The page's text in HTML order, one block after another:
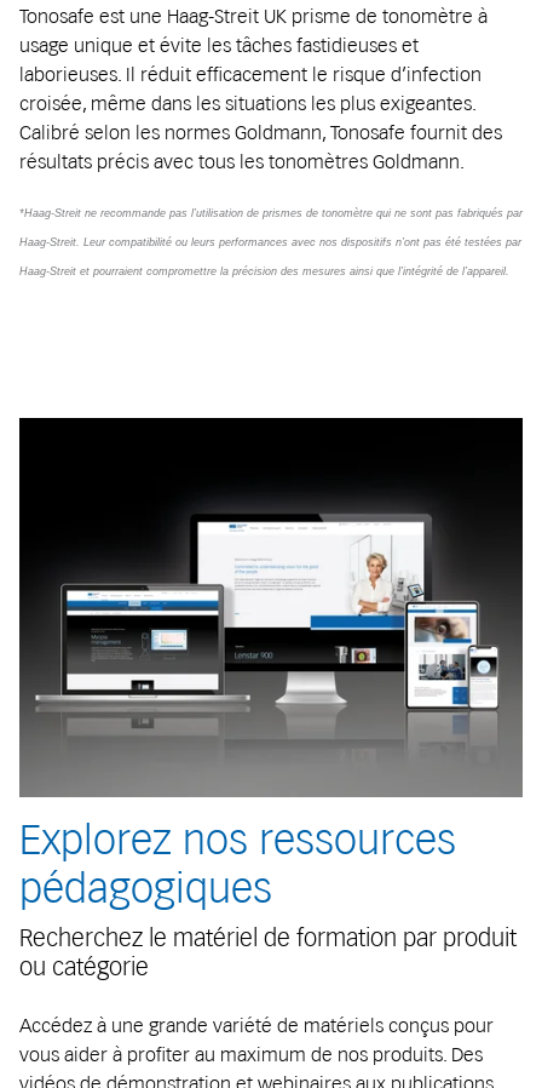
Tonosafe est une Haag-Streit UK prisme de tonomètre à
usage unique et évite les tâches fastidieuses et
laborieuses. Il réduit efficacement le risque d’infection
croisée, même dans les situations les plus exigeantes.
Calibré selon les normes Goldmann, Tonosafe fournit des
résultats précis avec tous les tonomètres Goldmann.
*Haag-Streit ne recommande pas l’utilisation de prismes de tonomètre qui ne sont pas fabriqués par
Haag-Streit. Leur compatibilité ou leurs performances avec nos dispositifs n’ont pas été testées par
Haag-Streit et pourraient compromettre la précision des mesures ainsi que l’intégrité de l’appareil.
Explorez nos ressources
pédagogiques
Recherchez le matériel de formation par produit
ou catégorie
Accédez à une grande variété de matériels conçus pour
vous aider à profiter au maximum de nos produits. Des
vidéos de démonstration et webinaires aux publications,